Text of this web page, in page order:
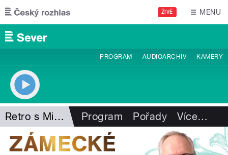
Přejít k hlavnímu obsahu
ŽIVĚ MENU
PROGRAM AUDIOARCHIV KAMERY
Retro s Milanem Drobným Program Pořady Více…